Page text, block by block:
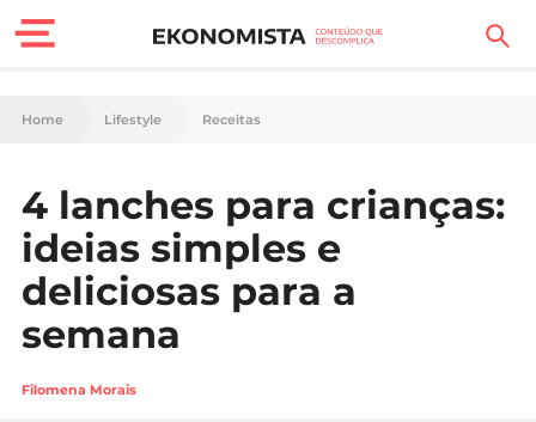
Finanças Pessoais
Carreira
Casa
Lifestyle
Sociedade
Home Lifestyle Receitas
4 lanches para crianças:
ideias simples e
deliciosas para a
semana
Filomena Morais